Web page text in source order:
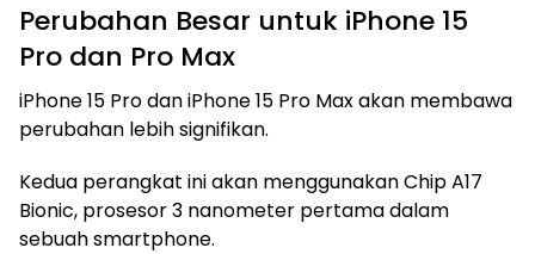
Perubahan Besar untuk iPhone 15
Pro dan Pro Max
iPhone 15 Pro dan iPhone 15 Pro Max akan membawa
perubahan lebih signifikan.
Kedua perangkat ini akan menggunakan Chip A17
Bionic, prosesor 3 nanometer pertama dalam
sebuah smartphone.